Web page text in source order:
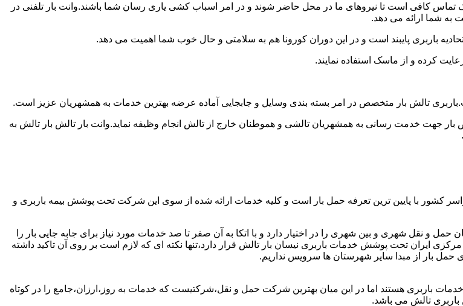
تماس کافی است تا نیروهای ما در محل حاضر شوند و در امر اسباب کشی یاری رسان شما باشند.وانت بار تلفنی در
به شما ارائه می دهد.
باربری پایبند است و در این دوران کورونا هم به سلامتی و حال خوب شما اهمیت می دهد.
کرده و از ماسک استفاده نمایند.
تالش بار متخصص در امر بسته بندی وسایل و جابجایی آماده عرضه بهترین خدمات به همشهریان عزیز است.
جهت خدمت رسانی به همشهریان تالشی و هموطنان خارج از تالش انجام وظیفه نماید.وانت بار تالش بار تالش به
کشور با پایین ترین تعرفه حمل بار است و کلیه خدمات ارائه شده از سوی این شرکت تحت پوشش بیمه باربری و
و نقل شهری و بین شهری را در اختیار دارد و با اتکا به آن صفر تا صد خدمات مورد نیاز برای جابه جایی بار را
ایران تحت پوشش خدمات باربری نیسان بار تالش قرار دارد،تنها نکته ای که لازم است بر روی آن تاکید داشته
حمل بار از مبدا سایر شهرستان ها سرویس نداریم.
باربری هستند اما در این میان بهترین شرکت حمل و نقل،شرکتیست که خدمات به روز،ارزان،جامع را در کوتاه
باربری تالش می باشد.